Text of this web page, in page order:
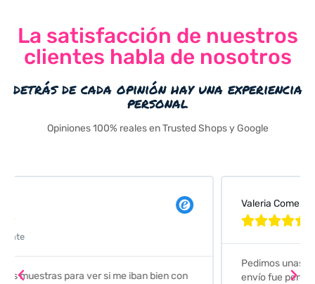
La satisfacción de nuestros
clientes habla de nosotros
detrás de cada opinión hay una experiencia
personal
Opiniones 100% reales en Trusted Shops y Google
Pedimos unas muestras de azulejos para el baño. El
envío fue perfecto pero lo mejor ha sido el seguimiento